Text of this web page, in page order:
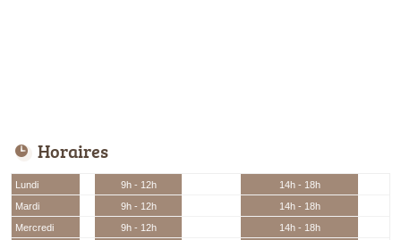
Horaires
Lundi 9h - 12h
14h - 18h
Mardi
9h - 12h
14h - 18h
Mercredi
9h - 12h
14h - 18h